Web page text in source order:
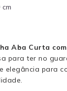
cm
Aba Curta
para ter no
elegância para